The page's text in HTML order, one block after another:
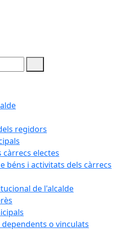
regidors
càrrecs electes
béns i activitats dels càrrecs
de l'alcalde
o vinculats